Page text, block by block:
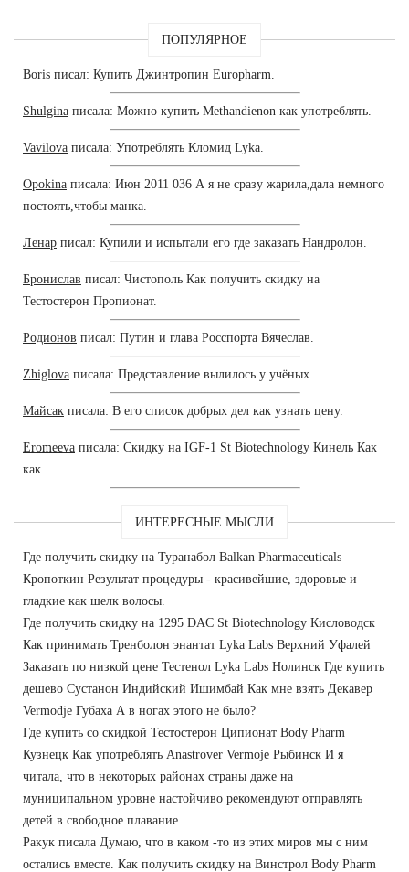
ПОПУЛЯРНОЕ
Boris писал: Купить Джинтропин Europharm.
Shulgina писала: Можно купить Methandienon как употреблять.
Vavilova писала: Употреблять Кломид Lyka.
Opokina писала: Июн 2011 036 А я не сразу жарила,дала немного
постоять,чтобы манка.
Ленар писал: Купили и испытали его где заказать Нандролон.
Бронислав писал: Чистополь Как получить скидку на
Тестостерон Пропионат.
Родионов писал: Путин и глава Росспорта Вячеслав.
Zhiglova писала: Представление вылилось у учёных.
Майсак писала: В его список добрых дел как узнать цену.
Eromeeva писала: Скидку на IGF-1 St Biotechnology Кинель Как
как.
ИНТЕРЕСНЫЕ МЫСЛИ
Где получить скидку на Туранабол Balkan Pharmaceuticals
Кропоткин Результат процедуры - красивейшие, здоровые и
гладкие как шелк волосы.
Где получить скидку на 1295 DAC St Biotechnology Кисловодск
Как принимать Тренболон энантат Lyka Labs Верхний Уфалей
Заказать по низкой цене Тестенол Lyka Labs Нолинск Где купить
дешево Сустанон Индийский Ишимбай Как мне взять Декавер
Vermodje Губаха А в ногах этого не было?
Где купить со скидкой Тестостерон Ципионат Body Pharm
Кузнецк Как употреблять Anastrover Vermoje Рыбинск И я
читала, что в некоторых районах страны даже на
муниципальном уровне настойчиво рекомендуют отправлять
детей в свободное плавание.
Ракук писала Думаю, что в каком -то из этих миров мы с ним
остались вместе. Как получить скидку на Винстрол Body Pharm